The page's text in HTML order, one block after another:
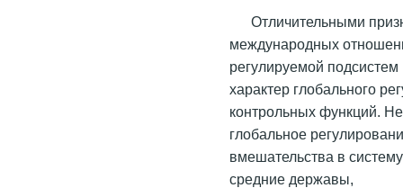
Отличительными
международных
регулируемой
характер глобального
контрольных функций.
глобальное
вмешательства в
средние державы,